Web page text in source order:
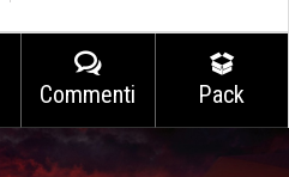
Commenti Pack